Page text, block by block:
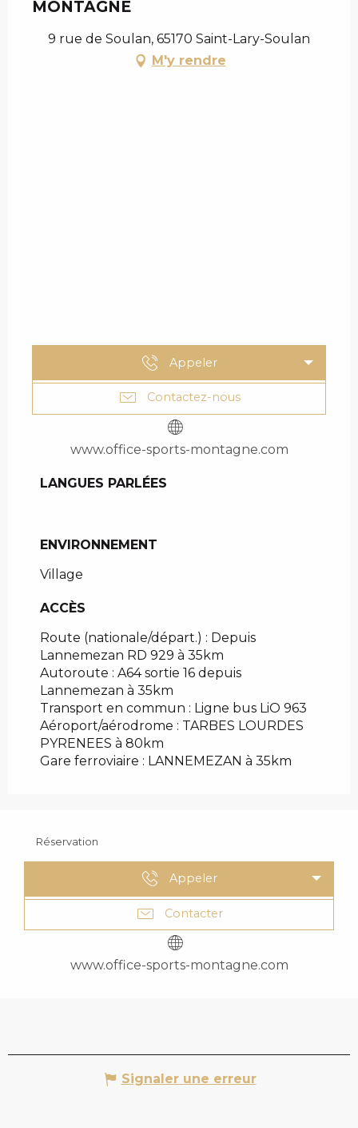
MONTAGNE
9 rue de Soulan, 65170 Saint-Lary-Soulan
M'y rendre
Appeler
Contactez-nous
www.office-sports-montagne.com
LANGUES PARLÉES
LANGUES PARLÉES
ENVIRONNEMENT
ENVIRONNEMENT
Village
ACCÈS
ACCÈS
Route (nationale/départ.) : Depuis
Lannemezan RD 929 à 35km
Autoroute : A64 sortie 16 depuis
Lannemezan à 35km
Transport en commun : Ligne bus LiO 963
Aéroport/aérodrome : TARBES LOURDES
PYRENEES à 80km
Gare ferroviaire : LANNEMEZAN à 35km
Réservation
Appeler
Contacter
www.office-sports-montagne.com
Signaler une erreur